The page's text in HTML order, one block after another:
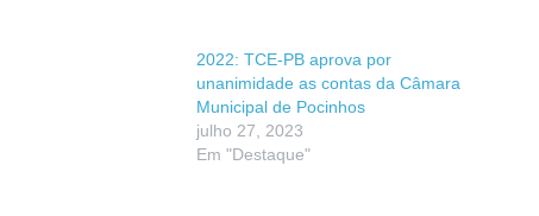
2022: TCE-PB aprova por
unanimidade as contas da Câmara
Municipal de Pocinhos
julho 27, 2023
Em "Destaque"